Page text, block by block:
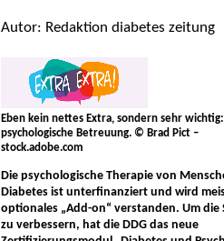
Autor: Redaktion diabetes zeitung
Eben kein nettes Extra, sondern sehr wichtig:
psychologische Betreuung. © Brad Pict –
stock.adobe.com
Die psychologische Therapie von
Diabetes ist unterfinanziert und wird
optionales „Add-on“ verstanden. Um die
zu verbessern, hat die DDG das neue